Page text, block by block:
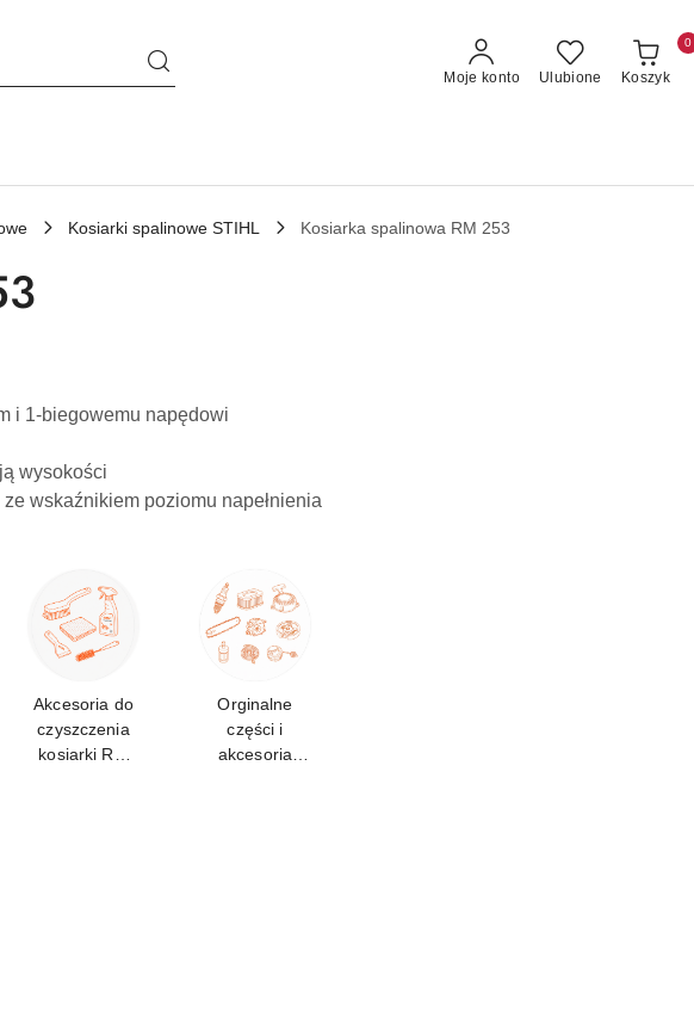
Moje konto Ulubione Koszyk
0
Kosiarki spalinowe STIHL Kosiarka spalinowa RM 253
i 1-biegowemu napędowi
wysokości
wskaźnikiem poziomu napełnienia
Akcesoria do
czyszczenia
kosiarki RM
Orginalne
części i
akcesoria